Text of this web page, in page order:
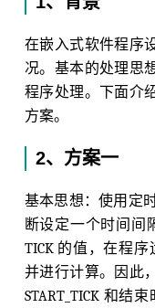
在嵌入式软件程序
况。基本的处理思
程序处理。下面介
方案。
2、方案一
基本思想：使用定
断设定一个时间间
TICK 的值，在程
并进行计算。因此
START_TICK 和结